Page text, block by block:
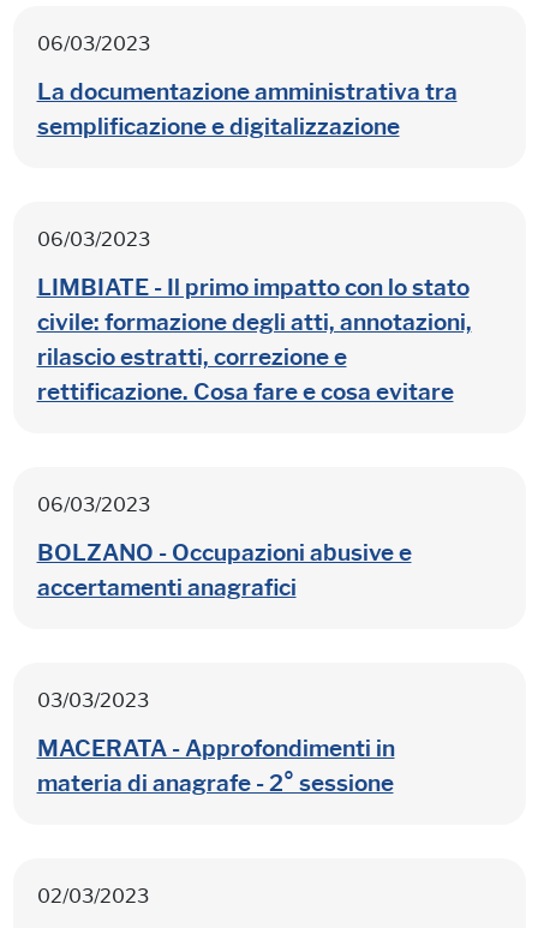
06/03/2023
La documentazione amministrativa tra
semplificazione e digitalizzazione
06/03/2023
LIMBIATE - Il primo impatto con lo stato
civile: formazione degli atti, annotazioni,
rilascio estratti, correzione e
rettificazione. Cosa fare e cosa evitare
06/03/2023
BOLZANO - Occupazioni abusive e
accertamenti anagrafici
03/03/2023
MACERATA - Approfondimenti in
materia di anagrafe - 2° sessione
02/03/2023